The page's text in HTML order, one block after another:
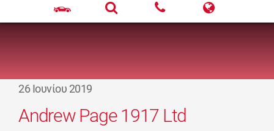
26 Ιουνίου 2019
Andrew Page 1917 Ltd